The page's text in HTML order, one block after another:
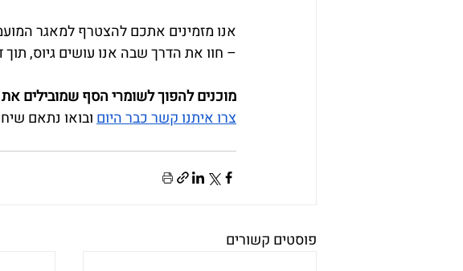
אנו מזמינים אתכם להצטרף למאגר
– חוו את הדרך שבה אנו עושים גיוס,
מוכנים להפוך לשומרי הסף שמובילים
צרו איתנו קשר כבר היום ובואו נתאם
פוסטים קשורים